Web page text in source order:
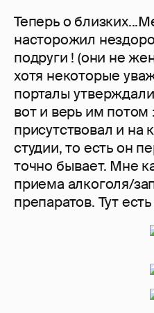
Теперь о
насторожил
подруги ! (они не
хотя некоторые
порталы
вот и верь им потом
присутствовал и на
студии, то есть он
точно бывает. Мне
приема алкоголя/
препаратов. Тут